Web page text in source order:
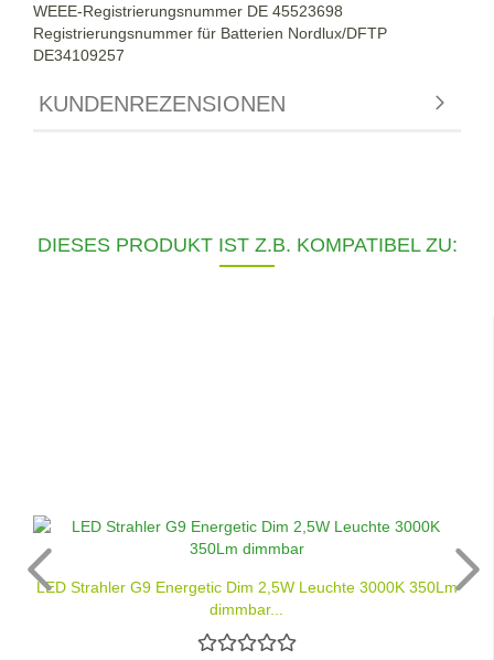
WEEE-Registrierungsnummer DE 45523698
Registrierungsnummer für Batterien Nordlux/DFTP
DE34109257
KUNDENREZENSIONEN
DIESES PRODUKT IST Z.B. KOMPATIBEL ZU:
LED Strahler G9 Energetic Dim 2,5W Leuchte 3000K 350Lm
dimmbar...